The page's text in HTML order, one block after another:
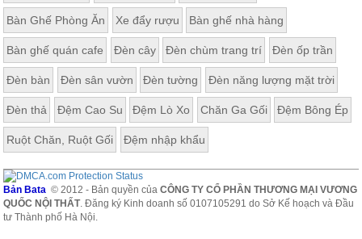
Bàn Ghế Phòng Ăn Xe đẩy rượu Bàn ghế nhà hàng
Bàn ghế quán cafe Đèn cây Đèn chùm trang trí Đèn ốp trần
Đèn bàn Đèn sân vườn Đèn tường Đèn năng lượng mặt trời
Đèn thả Đệm Cao Su Đệm Lò Xo Chăn Ga Gối Đệm Bông Ép
Ruột Chăn, Ruột Gối Đệm nhập khẩu
Bản Bata © 2012 - Bản quyền củaCÔNG TY CỔ PHẦN THƯƠNG MẠI VƯƠNG
QUỐC NỘI THẤT. Đăng ký Kinh doanh số 0107105291 do Sở Kế hoạch và Đầu
tư Thành phố Hà Nội.